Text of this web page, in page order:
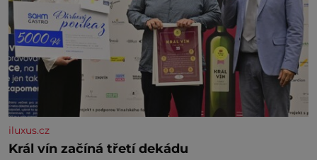
iluxus.cz
Král vín začíná třetí dekádu